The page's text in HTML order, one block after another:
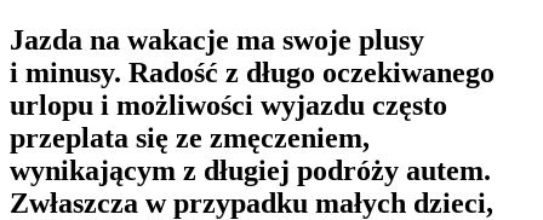
Jazda na wakacje ma swoje plusy
i minusy. Radość z długo oczekiwanego
urlopu i możliwości wyjazdu często
przeplata się ze zmęczeniem,
wynikającym z długiej podróży autem.
Zwłaszcza w przypadku małych dzieci,